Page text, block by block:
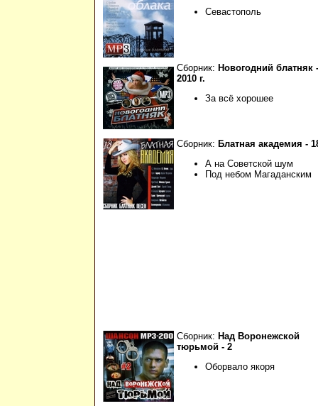
Севастополь
Сборник: Новогодний блатняк -
2010 г.
За всё хорошее
Сборник: Блатная академия -
А на Советской шум
Под небом Магаданским
Сборник: Над Воронежской
тюрьмой - 2
Оборвало якоря